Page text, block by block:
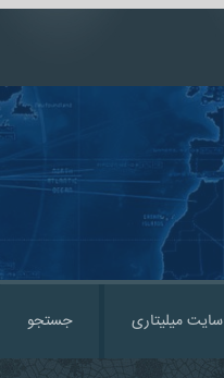
سایت میلیتاری جستجو